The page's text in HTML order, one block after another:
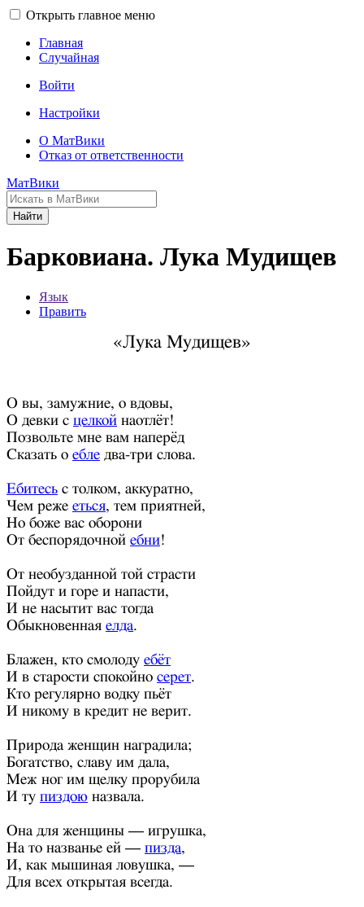
Открыть главное меню
Главная
Случайная
Войти
Настройки
О МатВики
Отказ от ответственности
МатВики
Найти
Барковиана. Лука Мудищев
Язык
Править
«Лука Мудищев»
О вы, замужние, о вдовы,
О девки с целкой наотлёт!
Позвольте мне вам наперёд
Сказать о ебле два-три слова.
Ебитесь с толком, аккуратно,
Чем реже еться, тем приятней,
Но боже вас оборони
От беспорядочной ебни!
От необузданной той страсти
Пойдут и горе и напасти,
И не насытит вас тогда
Обыкновенная елда.
Блажен, кто смолоду ебёт
И в старости спокойно серет.
Кто регулярно водку пьёт
И никому в кредит не верит.
Природа женщин наградила;
Богатство, славу им дала,
Меж ног им щелку прорубила
И ту пиздою назвала.
Она для женщины — игрушка,
На то названье ей — пизда,
И, как мышиная ловушка, —
Для всех открытая всегда.